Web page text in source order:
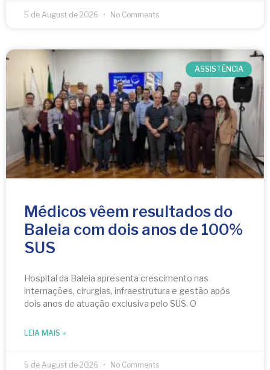
5 de August de 2026 No Comments
ASSISTÊNCIA
Médicos vêem resultados do
Baleia com dois anos de 100%
SUS
Hospital da Baleia apresenta crescimento nas
internações, cirurgias, infraestrutura e gestão após
dois anos de atuação exclusiva pelo SUS. O
LEIA MAIS »
5 de August de 2026 No Comments